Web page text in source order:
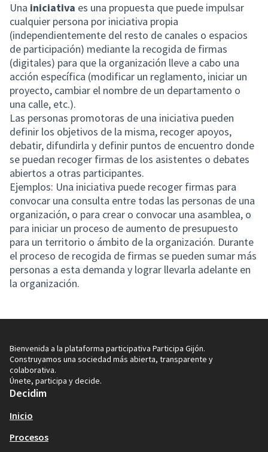
Una iniciativa es una propuesta que puede impulsar
cualquier persona por iniciativa propia
(independientemente del resto de canales o espacios
de participación) mediante la recogida de firmas
(digitales) para que la organización lleve a cabo una
acción específica (modificar un reglamento, iniciar un
proyecto, cambiar el nombre de un departamento o
una calle, etc.).
Las personas promotoras de una iniciativa pueden
definir los objetivos de la misma, recoger apoyos,
debatir, difundirla y definir puntos de encuentro donde
se puedan recoger firmas de los asistentes o debates
abiertos a otras participantes.
Ejemplos: Una iniciativa puede recoger firmas para
convocar una consulta entre todas las personas de una
organización, o para crear o convocar una asamblea, o
para iniciar un proceso de aumento de presupuesto
para un territorio o ámbito de la organización. Durante
el proceso de recogida de firmas se pueden sumar más
personas a esta demanda y lograr llevarla adelante en
la organización.
Bienvenida a la plataforma participativa Participa Gijón.
Construyamos una sociedad más abierta, transparente y
colaborativa.
Únete, participa y decide.
Decidim
Inicio
Procesos